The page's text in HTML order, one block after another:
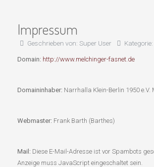
Impressum
Geschrieben von: Super User Kategorie:
Domain: http://www.melchinger-fasnet.de
Domaininhaber: Narrhalla Klein-Berlin 1950 e.V.
Webmaster: Frank Barth (Barthes)
Mail: Diese E-Mail-Adresse ist vor Spambots
Anzeige muss JavaScript eingeschaltet sein.